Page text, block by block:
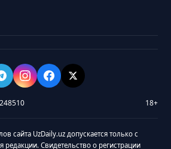
18+
сайта UzDaily.uz допускается только с
Свидетельство о регистрации